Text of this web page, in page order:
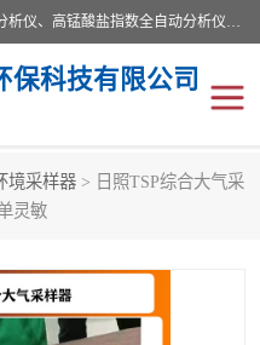
青岛路博环保公司主营：低浓度烟尘烟气分析仪、高锰酸盐指数全自动分析仪、便携式超声波明渠流量计、便携式水质采样器、恒温恒湿称重系统、手持式油烟检测仪等;是一家集环保科研、设计、生产、维护、销售和系统集成为一体的综合性高科技企业。路博人秉承"科学技术是第一生产力的重要理念，倡导环境友好型的生产、生活和消费方式。
保科技有限公司
境采样器 > 日照TSP综合大气采
灵敏
气体检测仪
手持式油烟检测仪
二恶英采集器